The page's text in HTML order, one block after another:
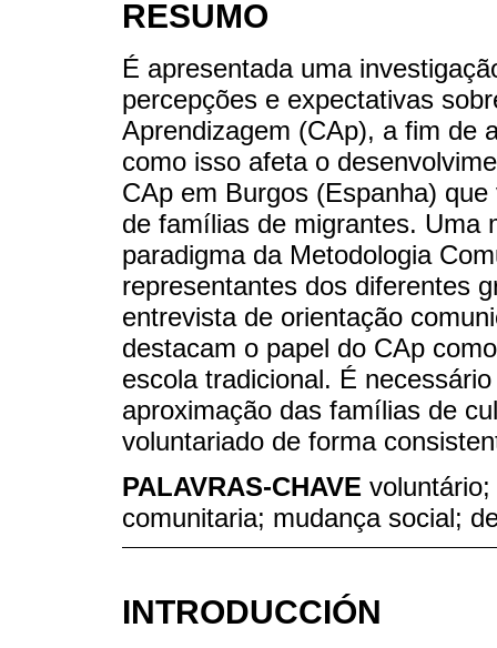
RESUMO
É apresentada uma
percepções e expectativas
Aprendizagem (CAp), a fim de
como isso afeta o
CAp em Burgos (Espanha)
de famílias de migrantes. Uma
paradigma da Metodologia
representantes dos diferentes
entrevista de orientação
destacam o papel do CAp
escola tradicional. É
aproximação das famílias de
voluntariado de forma
PALAVRAS-CHAVE
comunitaria; mudança social;
INTRODUCCIÓN